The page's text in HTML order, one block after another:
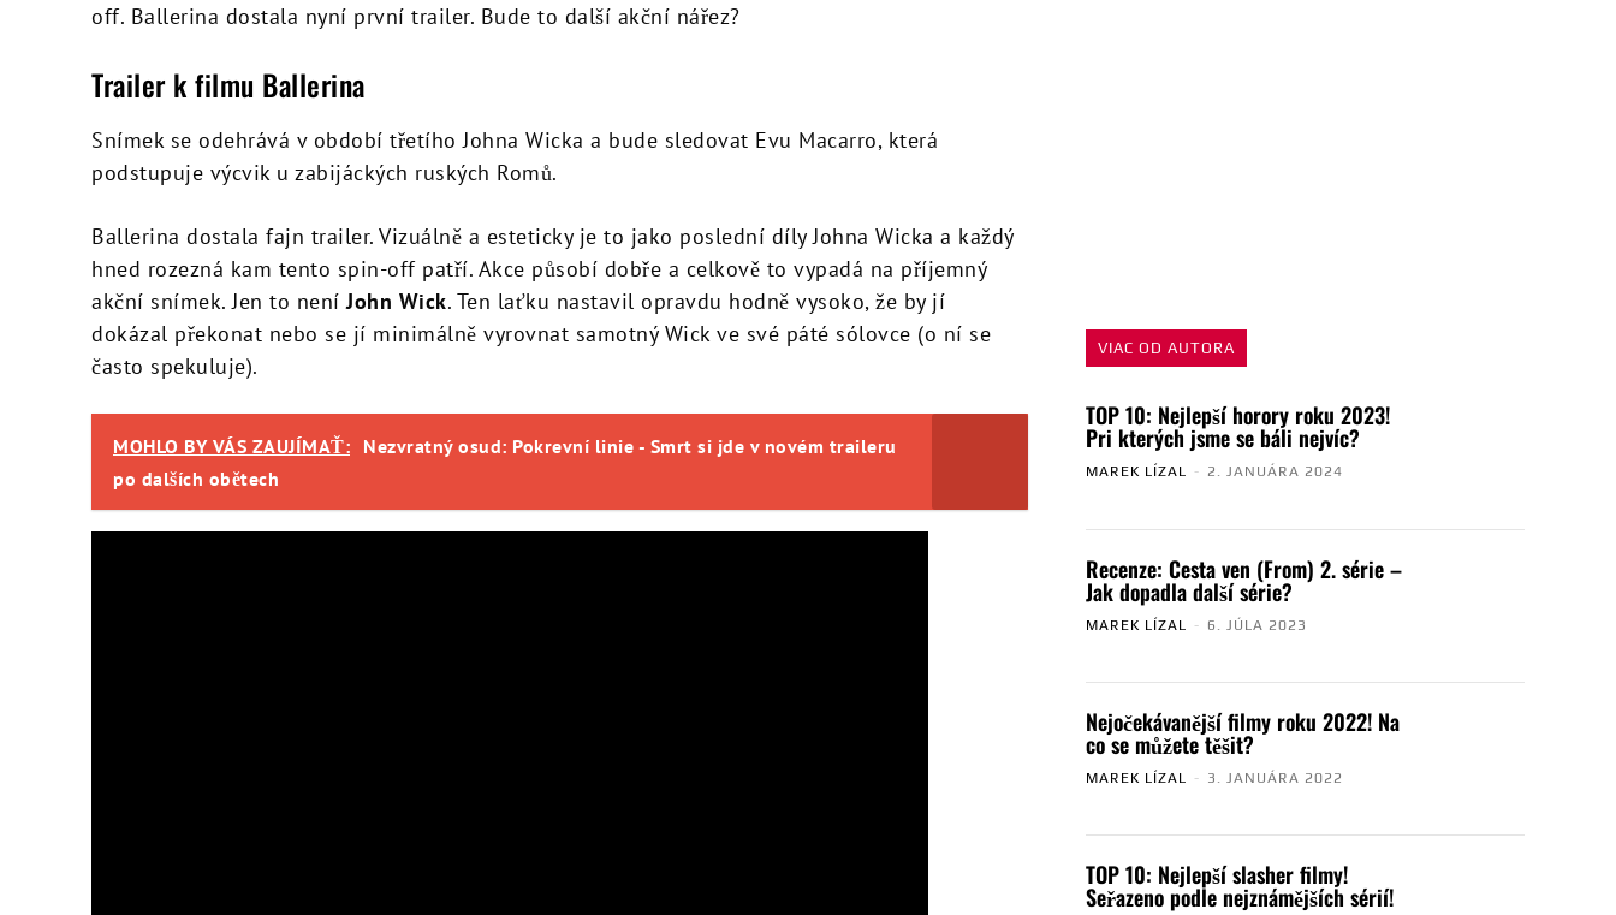
off. Ballerina dostala nyní první trailer. Bude to další akční nářez?
Trailer k filmu Ballerina
Snímek se odehrává v období třetího Johna Wicka a bude sledovat Evu Macarro, která
podstupuje výcvik u zabijáckých ruských Romů.
Ballerina dostala fajn trailer. Vizuálně a esteticky je to jako poslední díly Johna Wicka a každý
hned rozezná kam tento spin-off patří. Akce působí dobře a celkově to vypadá na příjemný
akční snímek. Jen to neníJohn Wick. Ten laťku nastavil opravdu hodně vysoko, že by jí
dokázal překonat nebo se jí minimálně vyrovnat samotný Wick ve své páté sólovce (o ní se
často spekuluje).
MOHLO BY VÁS ZAUJÍMAŤ: Nezvratný osud: Pokrevní linie - Smrt si jde v novém traileru
po dalších obětech
VIAC OD AUTORA
TOP 10: Nejlepší horory roku 2023!
Pri kterých jsme se báli nejvíc?
MAREK LÍZAL - 2. JANUÁRA 2024
Recenze: Cesta ven (From) 2. série –
Jak dopadla další série?
MAREK LÍZAL - 6. JÚLA 2023
Nejočekávanější filmy roku 2022! Na
co se můžete těšit?
MAREK LÍZAL - 3. JANUÁRA 2022
TOP 10: Nejlepší slasher filmy!
Seřazeno podle nejznámějších sérií!